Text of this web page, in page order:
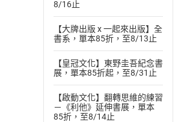
8/16止
【大牌出版 x 一起來出版】全
書系，單本85折，至8/13止
【皇冠文化】東野圭吾紀念書
展，單本85折起，至8/31止
【啟動文化】翻轉思維的練習
－《利他》延伸書展，單本
85折，至8/14止